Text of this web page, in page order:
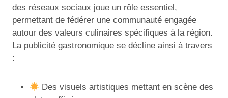
des réseaux sociaux joue un rôle essentiel,
permettant de fédérer une communauté engagée
autour des valeurs culinaires spécifiques à la région.
La publicité gastronomique se décline ainsi à travers
:
Des visuels artistiques mettant en scène des